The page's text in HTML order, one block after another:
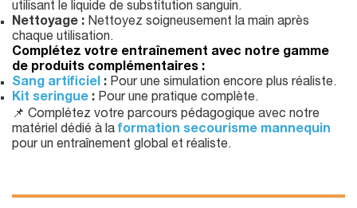
utilisant le liquide de substitution sanguin.
Nettoyage : Nettoyez soigneusement la main après
chaque utilisation.
Complétez votre entraînement avec notre gamme
de produits complémentaires :
Sang artificiel : Pour une simulation encore plus réaliste.
Kit seringue : Pour une pratique complète.
📌 Complétez votre parcours pédagogique avec notre
matériel dédié à la formation secourisme mannequin
pour un entraînement global et réaliste.